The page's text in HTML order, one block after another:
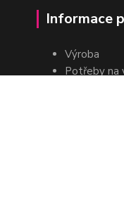
Informace
Výroba
Potřeby na